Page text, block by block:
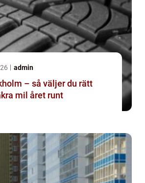
admin
– så väljer du rätt
mil året runt